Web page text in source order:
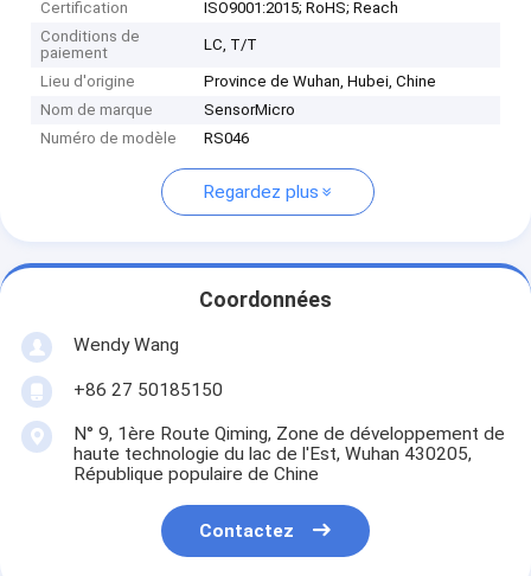
Certification
ISO9001:2015; RoHS; Reach
Conditions de
paiement
LC, T/T
Lieu d'origine
Province de Wuhan, Hubei, Chine
Nom de marque
SensorMicro
Numéro de modèle
RS046
Regardez plus
Coordonnées
Wendy Wang
+86 27 50185150
N° 9, 1ère Route Qiming, Zone de développement de
haute technologie du lac de l'Est, Wuhan 430205,
République populaire de Chine
Contactez